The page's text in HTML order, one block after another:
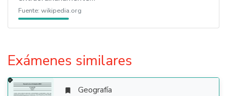
Fuente: wikipedia.org
Exámenes similares
 Geografía